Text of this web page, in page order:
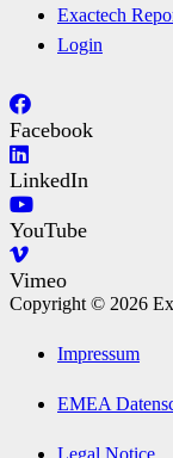
Exactech
Login
Facebook
LinkedIn
YouTube
Vimeo
Copyright © 2026
Impressum
EMEA